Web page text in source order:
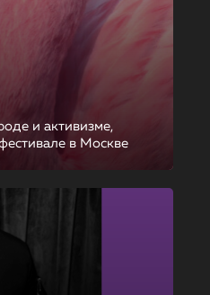
и активизме,
в Москве